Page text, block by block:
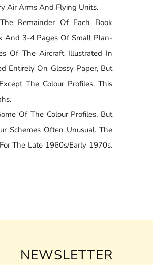
Air Arms And Flying Units.
Remainder Of Each Book
And 3-4 Pages Of Small Plan-
Of The Aircraft Illustrated In
Entirely On Glossy Paper, But
The Colour Profiles. This
Of The Colour Profiles, But
Schemes Often Unusual. The
The Late 1960s/Early 1970s.
NEWSLETTER